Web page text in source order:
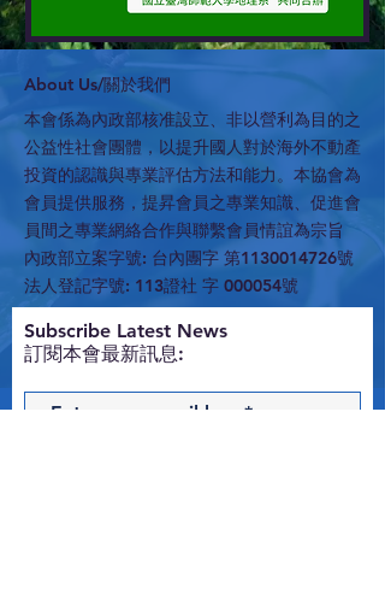
​About Us/關於我們
本會係為內政部核准設立、非以營利為目的之
公益性社會團體，以提升國人對於海外不動產
投資的認識與專業評估方法和能力。本協會為
會員提供服務，提昇會員之專業知識、促進會
員間之專業網絡合作與聯繫會員情誼為宗旨
內政部立案字號: 台內團字 第1130014726號
法人登記字號: 113證社 字 000054號
​Subscribe Latest News
訂閱本會最新訊息: